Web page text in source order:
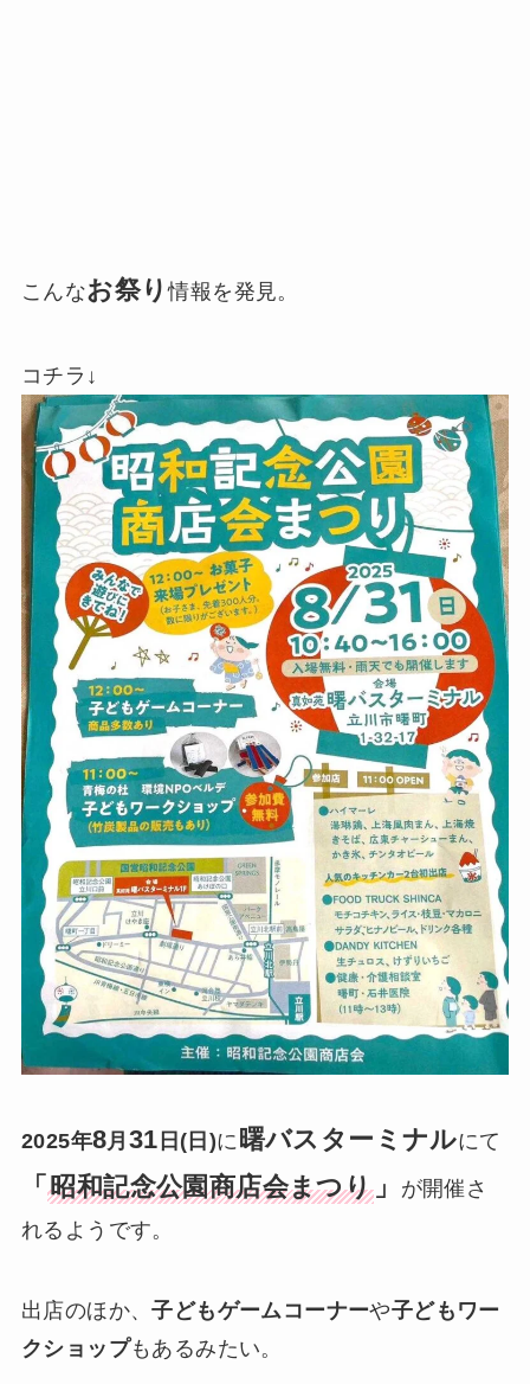
こんなお祭り情報を発見。
コチラ↓
2025年8月 31 日(日)に曙バスターミナルにて
「昭和記念公園商店会まつり 」
が開催さ
れるようです。
出店のほか、子どもゲームコーナーや子どもワー
クショップもあるみたい。